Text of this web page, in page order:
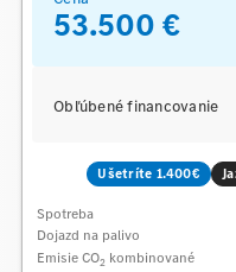
53.500 €
Obľúbené financovanie
Ušetríte 1.400€
Spotreba
Dojazd na palivo
Emisie CO2 kombinované